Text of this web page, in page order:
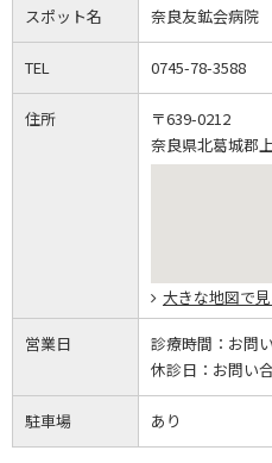
スポット名 奈良友鉱会病院
TEL 0745-78-3588
住所
〒639-0212
奈良県北葛城郡
大きな地図で
営業日 診療時間： お問
休診日： お問い
駐車場 あり